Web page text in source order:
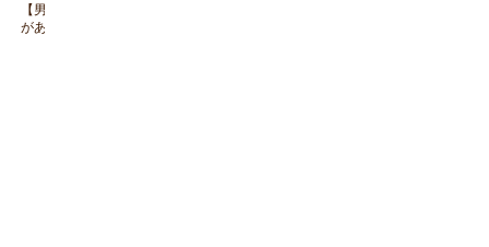
【男湯】奥多摩温泉「鶴の湯」洞窟感？
があり落ち着けます